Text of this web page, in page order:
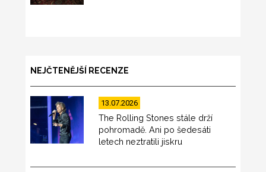
NEJČTENĚJŠÍ RECENZE
13.07.2026
The Rolling Stones stále drží
pohromadě. Ani po šedesáti
letech neztratili jiskru